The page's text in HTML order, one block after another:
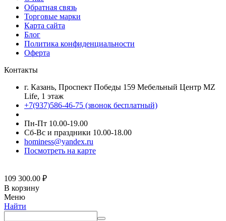
Обратная связь
Торговые марки
Карта сайта
Блог
Политика конфиденциальности
Оферта
Контакты
г. Казань, Проспект Победы 159 Мебельный Центр MZ
Life, 1 этаж
+7(937)586-46-75 (звонок бесплатный)
Пн-Пт 10.00-19.00
Сб-Вс и праздники 10.00-18.00
hominess@yandex.ru
Посмотреть на карте
109 300.00 ₽
В корзину
Меню
Найти